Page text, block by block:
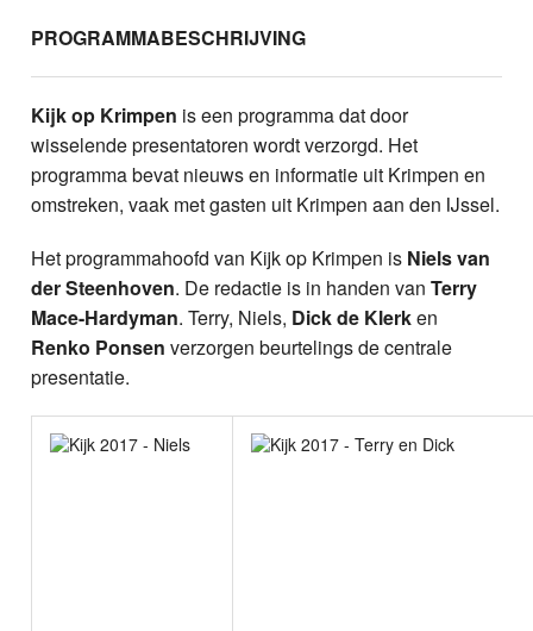
PROGRAMMABESCHRIJVING
Kijk op Krimpen is een programma dat door
wisselende presentatoren wordt verzorgd. Het
programma bevat nieuws en informatie uit Krimpen en
omstreken, vaak met gasten uit Krimpen aan den IJssel.
Het programmahoofd van Kijk op Krimpen is Niels van
der Steenhoven. De redactie is in handen vanTerry
Mace-Hardyman. Terry, Niels, Dick de Klerken
Renko Ponsen verzorgen beurtelings de centrale
presentatie.